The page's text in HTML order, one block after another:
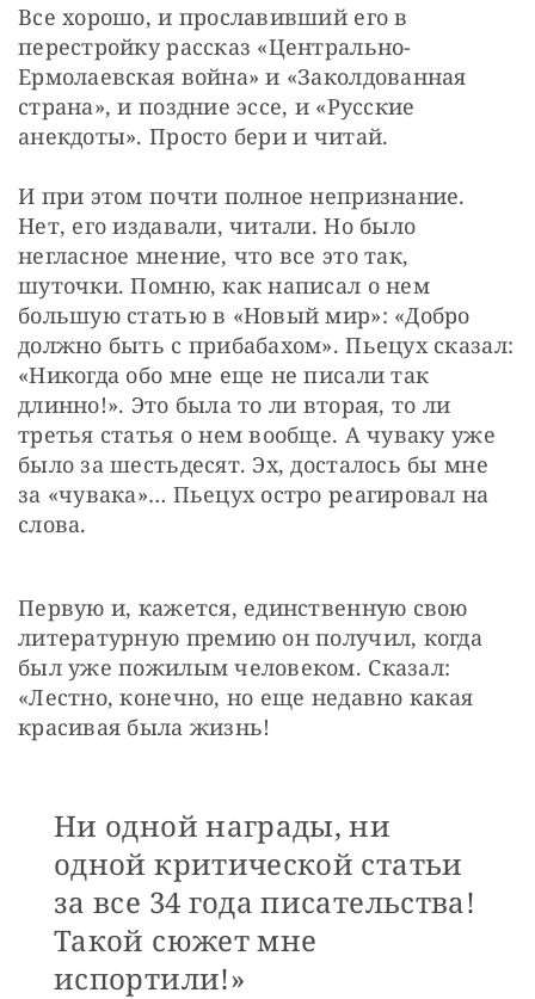
Все хорошо, и прославивший его в
перестройку рассказ «Центрально-
Ермолаевская война» и «Заколдованная
страна», и поздние эссе, и «Русские
анекдоты». Просто бери и читай.
И при этом почти полное непризнание.
Нет, его издавали, читали. Но было
негласное мнение, что все это так,
шуточки. Помню, как написал о нем
большую статью в «Новый мир»: «Добро
должно быть с прибабахом». Пьецух сказал:
«Никогда обо мне еще не писали так
длинно!». Это была то ли вторая, то ли
третья статья о нем вообще. А чуваку уже
было за шестьдесят. Эх, досталось бы мне
за «чувака»… Пьецух остро реагировал на
слова.
Первую и, кажется, единственную свою
литературную премию он получил, когда
был уже пожилым человеком. Сказал:
«Лестно, конечно, но еще недавно какая
красивая была жизнь!
Ни одной награды, ни
одной критической статьи
за все 34 года писательства!
Такой сюжет мне
испортили!»